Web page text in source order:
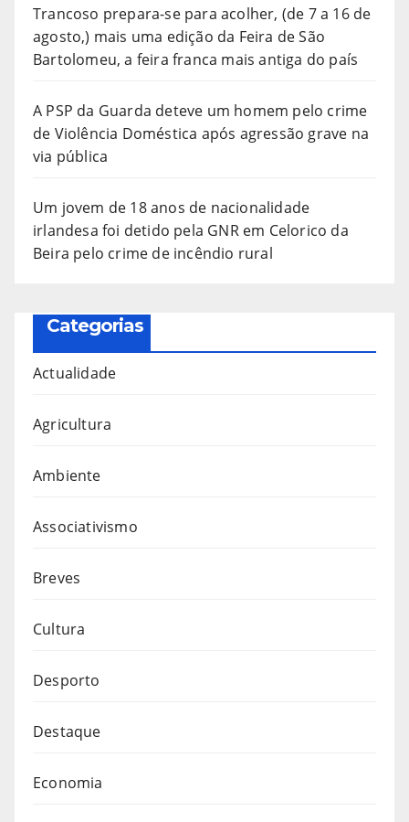
Trancoso prepara-se para acolher, (de 7 a 16 de
agosto,) mais uma edição da Feira de São
Bartolomeu, a feira franca mais antiga do país
A PSP da Guarda deteve um homem pelo crime
de Violência Doméstica após agressão grave na
via pública
Um jovem de 18 anos de nacionalidade
irlandesa foi detido pela GNR em Celorico da
Beira pelo crime de incêndio rural
Categorias
Actualidade
Agricultura
Ambiente
Associativismo
Breves
Cultura
Desporto
Destaque
Economia